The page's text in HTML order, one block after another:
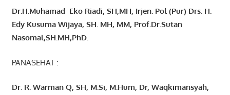
Dr.H.Muhamad Eko Riadi, SH,MH, Irjen. Pol (Pur) Drs. H.
Edy Kusuma Wijaya, SH. MH, MM, Prof.Dr.Sutan
Nasomal,SH.MH,PhD.
PANASEHAT :
Dr. R. Warman Q, SH, M.Si, M.Hum, Dr, Waqkimansyah,